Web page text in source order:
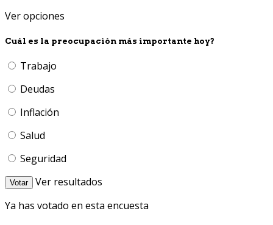
Ver opciones
Cuál es la preocupación más importante hoy?
Trabajo
Deudas
Inflación
Salud
Seguridad
Votar
Ver resultados
Ya has votado en esta encuesta